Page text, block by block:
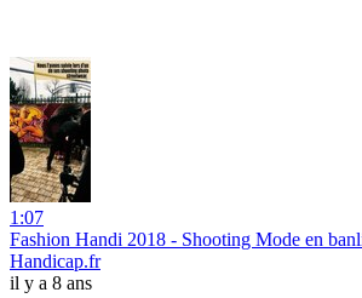
1:07
Fashion Handi 2018 - Shooting Mode en
Handicap.fr
il y a 8 ans